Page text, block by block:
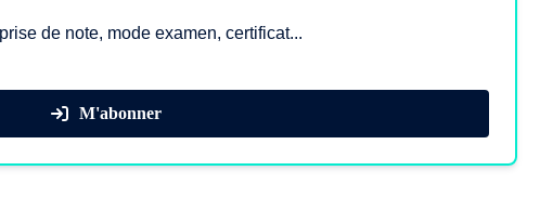
de note, mode examen, certificat...
M'abonner